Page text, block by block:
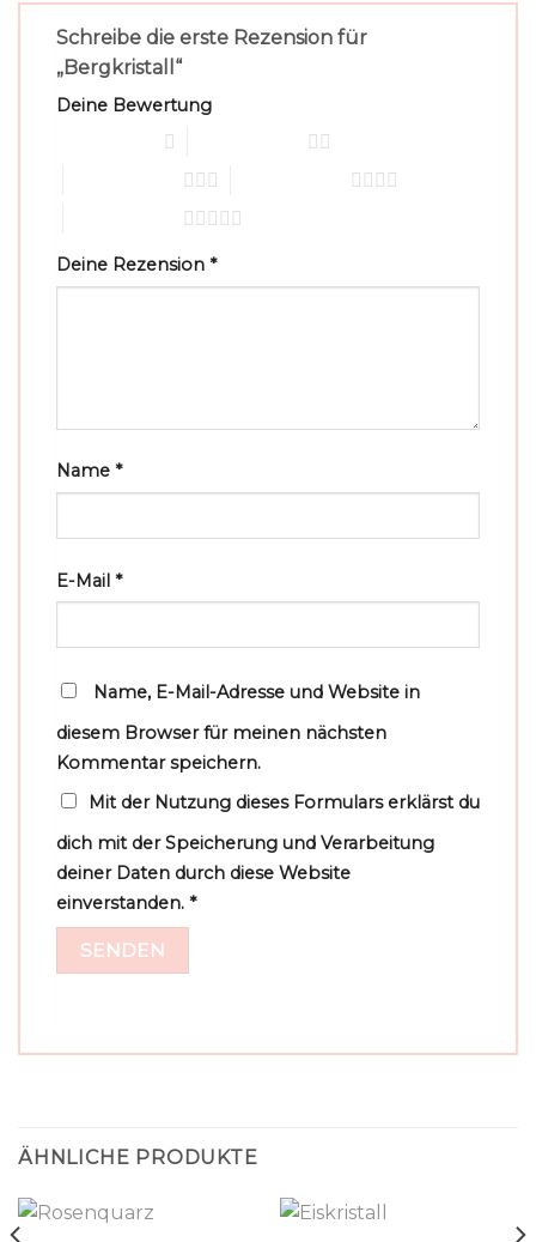
Schreibe die erste Rezension für
„Bergkristall“
Deine Bewertung
Deine Rezension *
Name *
E-Mail *
Name, E-Mail-Adresse und Website in
diesem Browser für meinen nächsten
Kommentar speichern.
Mit der Nutzung dieses Formulars erklärst du
dich mit der Speicherung und Verarbeitung
deiner Daten durch diese Website
einverstanden. *
ÄHNLICHE PRODUKTE